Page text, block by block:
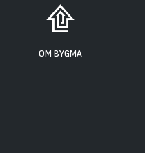
OM BYGMA